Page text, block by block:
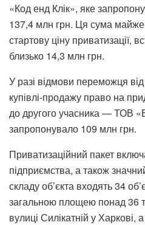
«Код енд Клік», яке
137,4 млн грн. Ця сума
стартову ціну приватизації,
близько 14,3 млн грн.
У разі відмови переможця
купівлі-продажу право на
до другого учасника — ТОВ
запропонувало 109 млн грн.
Приватизаційний пакет
підприємства, а також
складу об’єкта входять 34
загальною площею понад 36
вулиці Силікатній у Харкові,